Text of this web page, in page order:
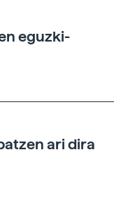
eguzki-
ari dira